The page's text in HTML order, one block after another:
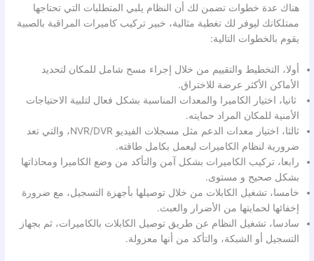
هناك عدة خطوات تضمن لك أن النظام يلبي المتطلبات التي تحتاجها
ممتلكاتك ليوفر لك تغطية مثالية، خبير تركيب كاميرات المراقبة بالصبية
يقوم بالخطوات التالية:
أولا، التخطيط والتقييم من خلال إجراء مسح شامل للمكان لتحديد
الأماكن الأكثر عرضة للاختراق.
ثانيا، اختيار الكاميرا والمعدات المناسبة بشكل فعال لتلبية الاحتياجات
الأمنية للمكان المراد حمايته.
ثالثا، اختيار معدات الدعم مثل مسجلات الفيديو NVR/DVR، والتي تعد
ضرورية لنظام الكاميرات ليعمل بكامل طاقته.
رابعا، تركيب الكاميرات بشكل آمن والتأكد من وضع الكاميرا ومحاذاتها
بشكل صحيح و مستوى.
خامسا، تشغيل الكابلات من خلال توصيلها بأجهزة التسجيل، مع ضرورة
إخفائها لحمايتها من الأضرار والعبث.
سادسا، تشغيل النظام عن طريق توصيل الكابلات بالكاميرات، ثم بجهاز
التسجيل أو الشبكة، والتأكد من أنها معزولة.